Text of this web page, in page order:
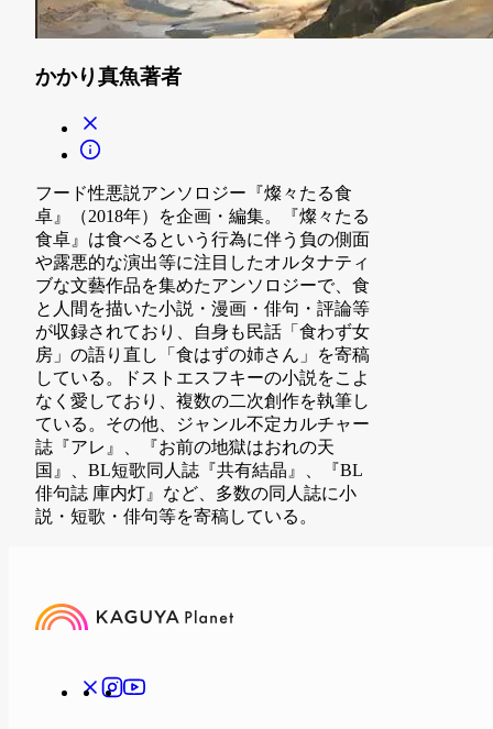
かかり真魚著者
フード性悪説アンソロジー『燦々たる食
卓』（2018年）を企画・編集。『燦々たる
食卓』は食べるという行為に伴う負の側面
や露悪的な演出等に注目したオルタナティ
ブな文藝作品を集めたアンソロジーで、食
と人間を描いた小説・漫画・俳句・評論等
が収録されており、自身も民話「食わず女
房」の語り直し「食はずの姉さん」を寄稿
している。ドストエスフキーの小説をこよ
なく愛しており、複数の二次創作を執筆し
ている。その他、ジャンル不定カルチャー
誌『アレ』、『お前の地獄はおれの天
国』、BL短歌同人誌『共有結晶』、『BL
俳句誌 庫内灯』など、多数の同人誌に小
説・短歌・俳句等を寄稿している。